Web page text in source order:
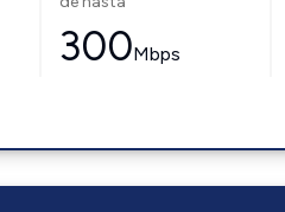
300Mbps